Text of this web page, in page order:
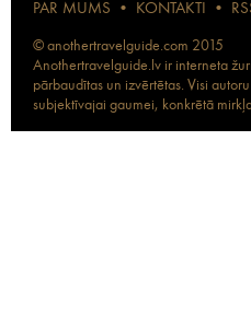
PAR MUMS • KONTAKTI •
© anothertravelguide.com 2015
Anothertravelguide.lv ir interneta
pārbaudītas un izvērtētas. Visi
subjektīvajai gaumei, konkrētā